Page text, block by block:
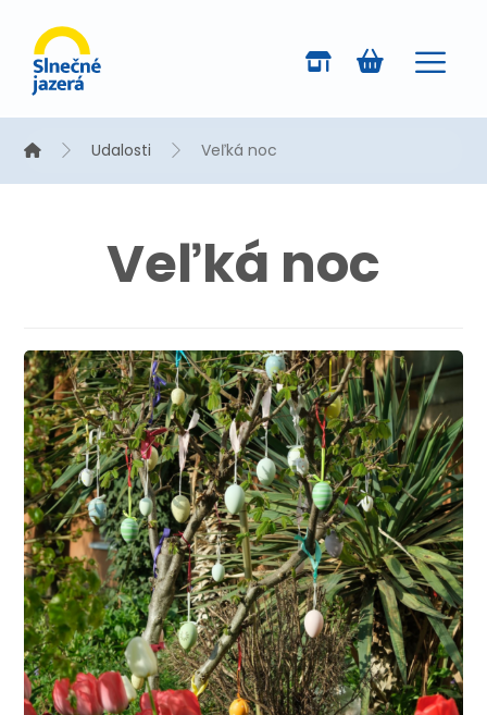
Udalosti Veľká noc
Veľká noc